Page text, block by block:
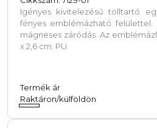
Igényes kivitelezésű tolltartó
fényes emblémázható felülettel.
mágneses záródás. Az
x 2,6 cm. PU.
Termék ár
Raktáron/külföldön